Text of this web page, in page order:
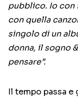
pubblico. Io con
con quella
singolo di un
donna, il sogno
pensare”.
Il tempo passa